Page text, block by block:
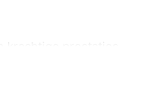
Hier zijn enkele